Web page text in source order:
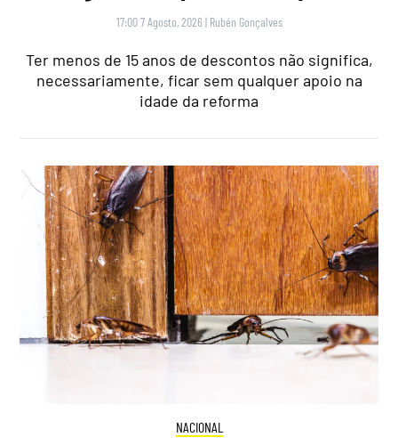
17:00 7 Agosto, 2026 | Rubén Gonçalves
Ter menos de 15 anos de descontos não significa,
necessariamente, ficar sem qualquer apoio na
idade da reforma
NACIONAL